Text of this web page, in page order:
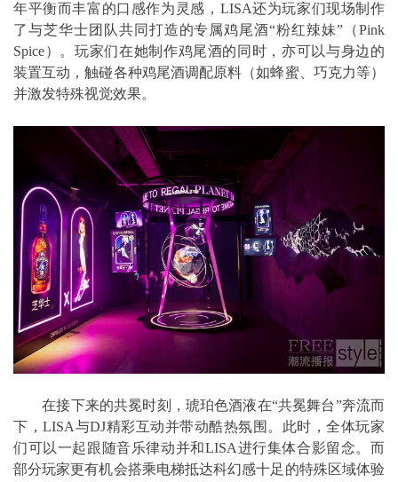
年平衡而丰富的口感作为灵感，LISA还为玩家们现场制作
了与芝华士团队共同打造的专属鸡尾酒“粉红辣妹”（Pink
Spice）。玩家们在她制作鸡尾酒的同时，亦可以与身边的
装置互动，触碰各种鸡尾酒调配原料（如蜂蜜、巧克力等）
并激发特殊视觉效果。
在接下来的共冕时刻，琥珀色酒液在“共冕舞台”奔流而
下，LISA与DJ精彩互动并带动酷热氛围。此时，全体玩家
们可以一起跟随音乐律动并和LISA进行集体合影留念。而
部分玩家更有机会搭乘电梯抵达科幻感十足的特殊区域体验